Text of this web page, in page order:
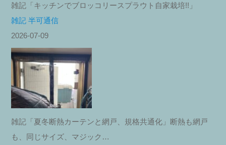
雑記「キッチンでブロッコリースプラウト自家栽培!!」
雑記 半可通信
2026-07-09
雑記「夏冬断熱カーテンと網戸、規格共通化」断熱も網戸
も、同じサイズ、マジック…